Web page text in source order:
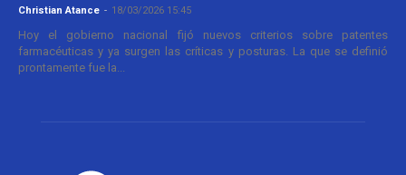
Christian Atance - 18/03/2026 15:45
Hoy el gobierno nacional fijó nuevos criterios sobre patentes
farmacéuticas y ya surgen las críticas y posturas. La que se definió
prontamente fue la...